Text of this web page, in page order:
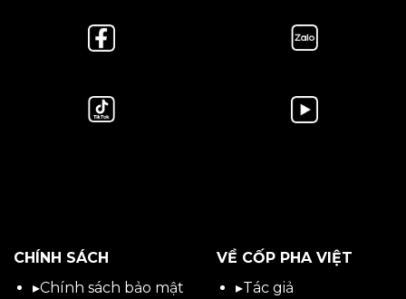
CHÍNH SÁCH
▸Chính sách bảo mật
VỀ CỐP PHA VIỆT
▸Tác giả